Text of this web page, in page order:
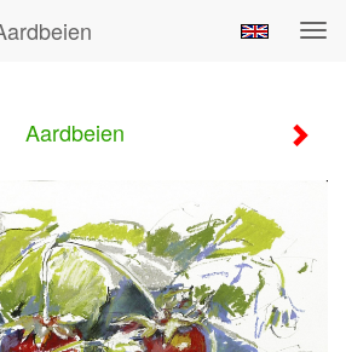
Aardbeien